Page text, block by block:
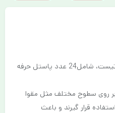
پاستل روغنی 24 رنگ آریا مدل آرتیست، شامل24 عدد پاستل حرفه
بر روی سطوح مختلف مثل مقوا
قرار گیرند و باعث